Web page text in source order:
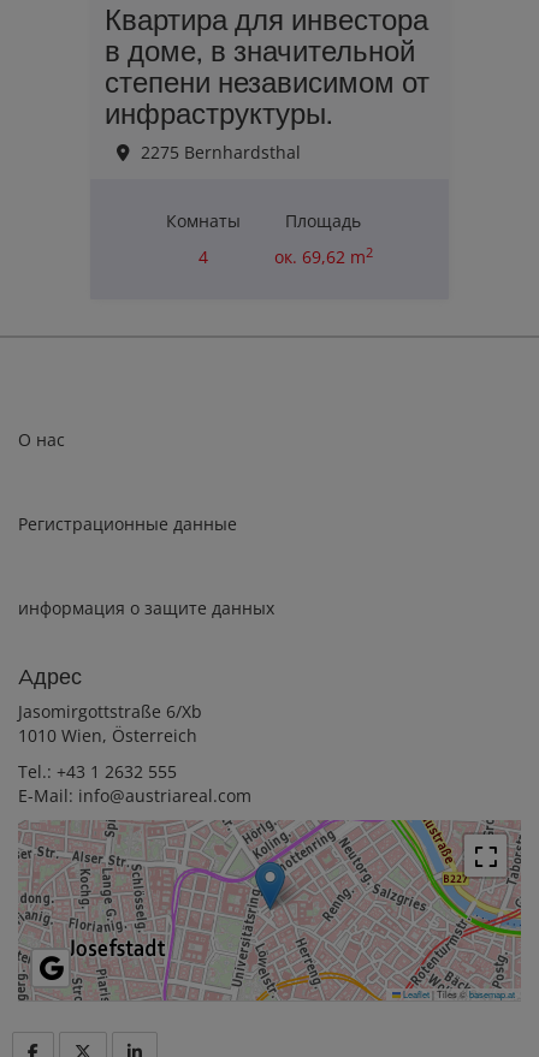
Квартира для инвестора
в доме, в значительной
степени независимом от
инфраструктуры.
2275 Bernhardsthal
Комнаты
4
Площадь
ок. 69,62 m2
О нас
Регистрационные данные
информация о защите данных
Aдрес
Jasomirgottstraße 6/Xb
1010 Wien, Österreich
Tel.: +43 1 2632 555
E-Mail: info@austriareal.com
Leaflet|Tiles ©basemap.at